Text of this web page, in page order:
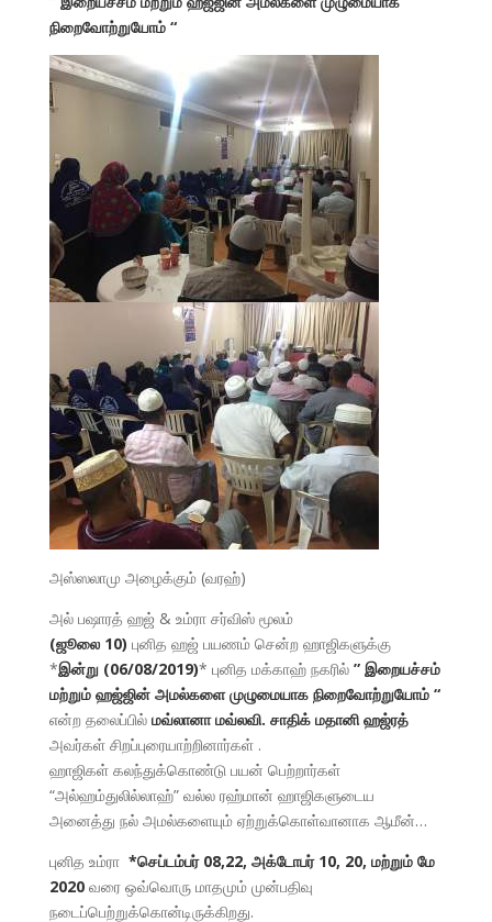
நிறைவோற்றுயோம் “
அஸ்ஸலாமு அழைக்கும் (வரஹ்)
அல் பஷாரத் ஹஜ் & உம்ரா சர்விஸ் மூலம்
(ஜூலை 10) புனித ஹஜ் பயணம் சென்ற ஹாஜிகளுக்கு
*இன்று (06/08/2019)* புனித மக்காஹ் நகரில் ” இறையச்சம்
மற்றும் ஹஜ்ஜின் அமல்களை முழுமையாக நிறைவோற்றுயோம் “
என்ற தலைப்பில் மவ்லானா மவ்லவி. சாதிக் மதானி ஹஜ்ரத்
அவர்கள் சிறப்புரையாற்றினார்கள் .
ஹாஜிகள் கலந்துக்கொண்டு பயன் பெற்றார்கள்
“அல்ஹம்துலில்லாஹ்” வல்ல ரஹ்மான் ஹாஜிகளுடைய
அனைத்து நல் அமல்களையும் ஏற்றுக்கொள்வானாக ஆமீன்…
புனித உம்ரா *செப்டம்பர் 08,22, அக்டோபர் 10, 20, மற்றும் மே
2020 வரை ஒவ்வொரு மாதமும் முன்பதிவு
நடைப்பெற்றுக்கொன்டிருக்கிறது.